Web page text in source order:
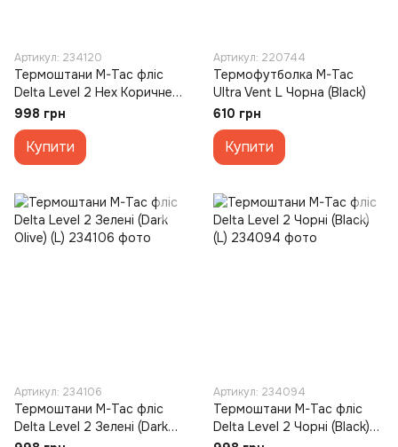
Артикул: 234120
Термоштани M-Tac фліс
Delta Level 2 Hex Коричневі
(Coyote) (L)
998 грн
Купити
Артикул: 220744
Термофутболка M-Tac
Ultra Vent L Чорна (Black)
610 грн
Купити
Артикул: 234106
Термоштани M-Tac фліс
Delta Level 2 Зелені (Dark
Артикул: 234094
Термоштани M-Tac фліс
Delta Level 2 Чорні (Black)